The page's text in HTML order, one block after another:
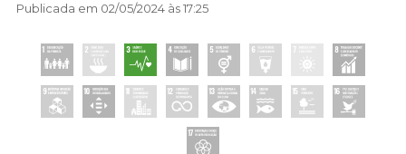
Publicada em 02/05/2024 às 17:25